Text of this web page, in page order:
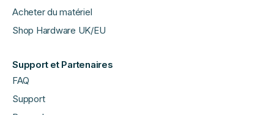
Acheter du matériel
Shop Hardware UK/EU
Support et Partenaires
FAQ
Support